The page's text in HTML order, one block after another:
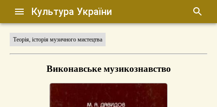
Культура України
Теорія, історія музичного мистецтва
Виконавське музикознавство